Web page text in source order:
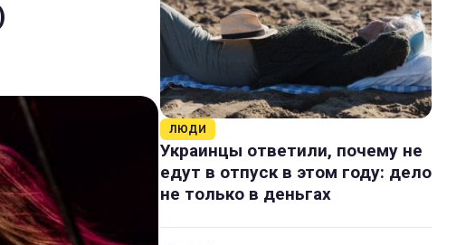
ЛЮДИ
Украинцы ответили, почему не
едут в отпуск в этом году: дело
не только в деньгах